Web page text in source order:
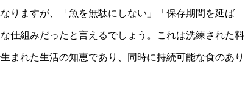
りますが、「魚を無駄にしない」「保存期間を延ば
仕組みだったと言えるでしょう。これは洗練された料
まれた生活の知恵であり、同時に持続可能な食のあり